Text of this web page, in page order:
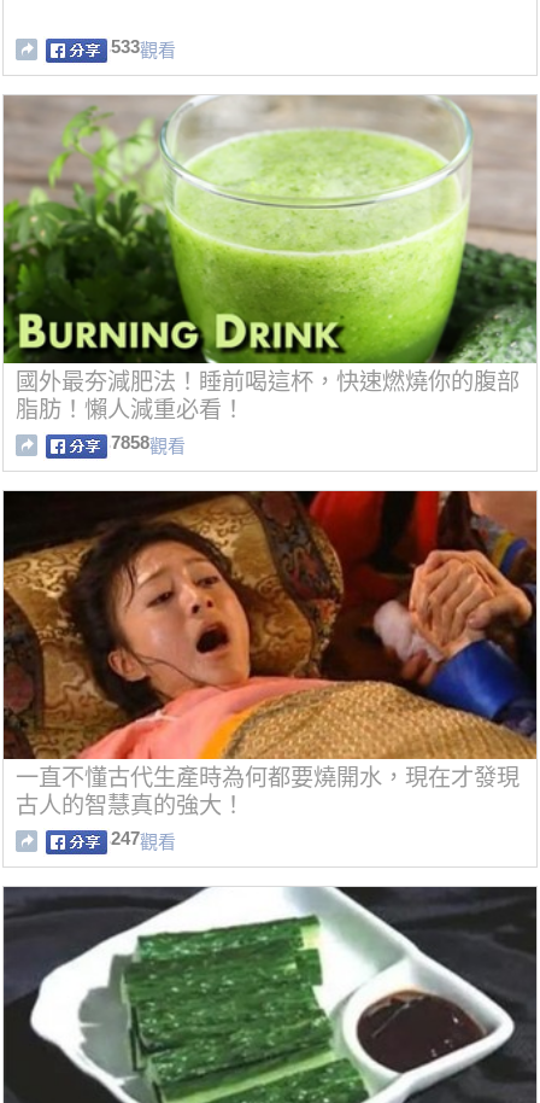
533觀看
國外最夯減肥法！睡前喝這杯，快速燃燒你的腹部
脂肪！懶人減重必看！
7858觀看
一直不懂古代生產時為何都要燒開水，現在才發現
古人的智慧真的強大！
247觀看